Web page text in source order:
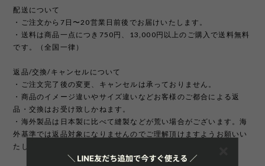
配送について
・ご注文から7日〜20営業日前後でお届けいたします。
・送料は商品一点につき750円、13,000円以上のご購入で送料無料
です。（全国一律）
返品/交換/キャンセルについて
・ご注文完了後の変更、キャンセルは承っておりません。
・商品のイメージ違いやサイズ違いなどお客様のご都合による返
品・交換はお受け致しかねます。
・海外製品は日本製に比べて縫製などが荒い場合がございます。海
外基準では返品対象になりませんのでご理解頂けますようお願いい
たします。